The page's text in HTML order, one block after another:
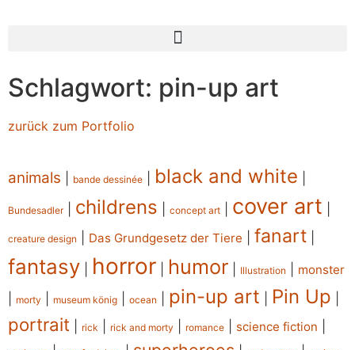
Schlagwort: pin-up art
zurück zum Portfolio
animals bande dessinée black and white
Bundesadler| childrens concept art cover art
creature design Das Grundgesetz der Tiere fanart
fantasy horror humor Illustration monster
morty museum könig ocean pin-up art Pin Up
portrait rick rick and morty romance science fiction